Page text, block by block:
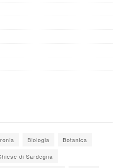
Biologia Botanica
di Sardegna